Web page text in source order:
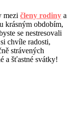
mezi členy rodiny a
krásným obdobím,
se nestresovali
chvíle radosti,
strávených
a šťastné svátky!